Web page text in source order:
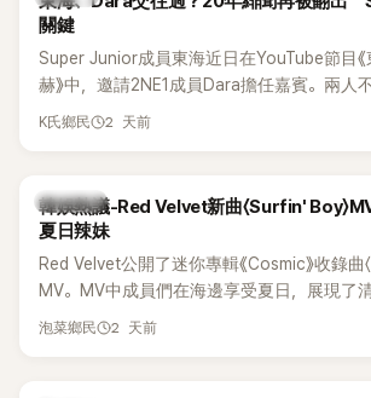
關鍵
Super Junior成員東海近日在YouTube節目
赫》中，邀請2NE1成員Dara擔任嘉賓。兩人
青澀往事，也首度聊起當年鬧得沸沸揚揚的
K氏鄉民 2 天前
熱議討論
韓娛熱議-Red Velvet新曲〈Surfin' Boy〉
夏日辣妹
Red Velvet公開了迷你專輯《Cosmic》收錄曲
MV。MV中成員們在海邊享受夏日，展現了
泡菜鄉民 2 天前